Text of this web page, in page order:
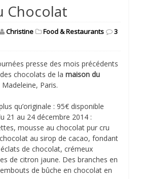
Chocolat
Christine Food & Restaurants
3
presse des mois précédents
chocolats de la maison du
Paris.
qu’originale : 95€ disponible
21 au 24 décembre 2014 :
mousse au chocolat pur cru
au sirop de cacao, fondant
de chocolat, crémeux
de citron jaune. Des branches en
de bûche en chocolat en